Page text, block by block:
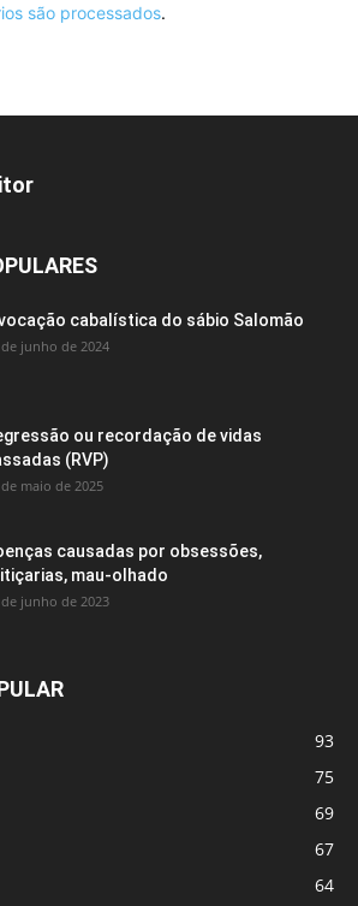
são processados.
cabalística do sábio Salomão
de junho de 2024
ou recordação de vidas
(RVP)
de maio de 2025
causadas por obsessões,
mau-olhado
de junho de 2023
93
75
69
67
64